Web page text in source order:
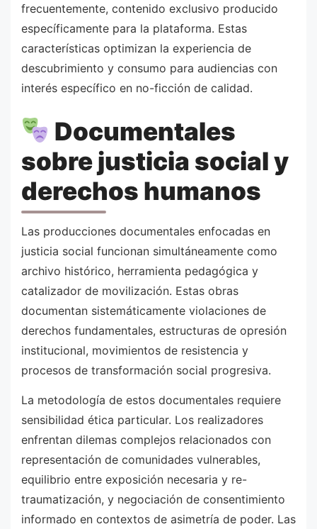
frecuentemente, contenido exclusivo producido
específicamente para la plataforma. Estas
características optimizan la experiencia de
descubrimiento y consumo para audiencias con
interés específico en no-ficción de calidad.
Documentales
sobre justicia social y
derechos humanos
Las producciones documentales enfocadas en
justicia social funcionan simultáneamente como
archivo histórico, herramienta pedagógica y
catalizador de movilización. Estas obras
documentan sistemáticamente violaciones de
derechos fundamentales, estructuras de opresión
institucional, movimientos de resistencia y
procesos de transformación social progresiva.
La metodología de estos documentales requiere
sensibilidad ética particular. Los realizadores
enfrentan dilemas complejos relacionados con
representación de comunidades vulnerables,
equilibrio entre exposición necesaria y re-
traumatización, y negociación de consentimiento
informado en contextos de asimetría de poder. Las